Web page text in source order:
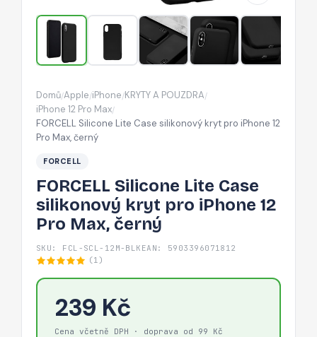
pro
iPhone
Pro
Domů/Apple/iPhone/KRYTY A POUZDRA/
iPhone 12 Pro Max/
FORCELL Silicone Lite Case silikonový kryt pro iPhone 12
Pro Max, černý
FORCELL
FORCELL Silicone Lite Case
silikonový kryt pro iPhone 12
Pro Max, černý
SKU: FCL-SCL-12M-BLK EAN: 5903396071812
(1)
239 Kč
Cena včetně DPH · doprava od 99 Kč